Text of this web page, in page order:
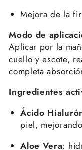
Mejora de la
Modo de
Aplicar por la
cuello y escote,
completa
Ingredientes
Ácido
piel,
Aloe Vera: